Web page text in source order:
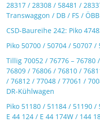
28317 / 28308 / 58481 /
Transwaggon / DB / FS /
CSD-Baureihe 242: Piko
Piko 50700 / 50704 / 50707 /
Tillig 70052 / 76776 – 76780
76809 / 76806 / 76810 /
/ 76812 / 77048 / 77061 /
DR-Kühlwagen
Piko 51180 / 51184 / 51190 /
E 44 124 / E 44 174W / 144